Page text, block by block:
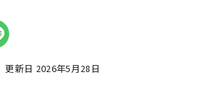
更新日 2026年5月28日